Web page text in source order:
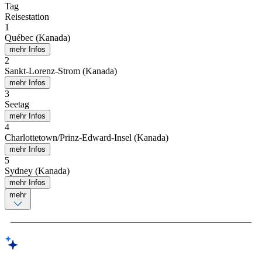
Tag
Reisestation
1
Québec (Kanada)
mehr Infos
2
Sankt-Lorenz-Strom (Kanada)
mehr Infos
3
Seetag
mehr Infos
4
Charlottetown/Prinz-Edward-Insel (Kanada)
mehr Infos
5
Sydney (Kanada)
mehr Infos
mehr